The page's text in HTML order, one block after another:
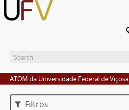
ATOM da Universidade Federal de Viçosa
Filtros